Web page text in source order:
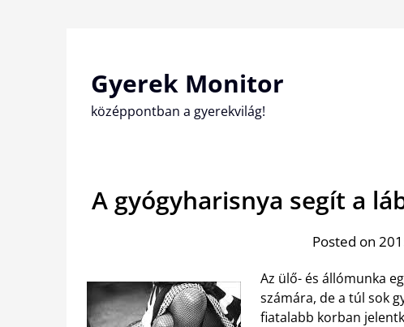
Gyerek Monitor
középpontban a gyerekvilág!
A gyógyharisnya segít a
Posted on
Az ülő- és állómunka
számára, de a túl sok
fiatalabb korban